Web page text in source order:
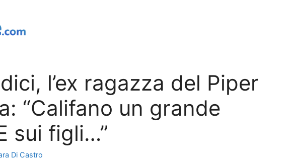
l’ex ragazza del Piper
“Califano un grande
sui figli…”
Di Castro